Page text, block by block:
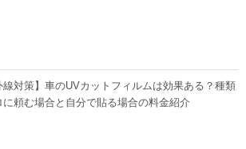
線対策】車のUVカットフィルムは効果ある？種類
に頼む場合と自分で貼る場合の料金紹介